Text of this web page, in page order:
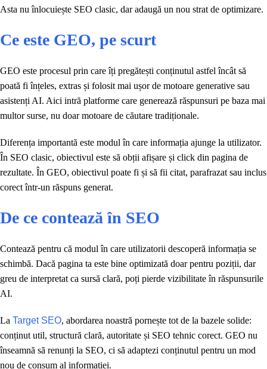
Asta nu înlocuiește SEO clasic, dar adaugă un nou strat de optimizare.
Ce este GEO, pe scurt
GEO este procesul prin care îți pregătești conținutul astfel încât să
poată fi înțeles, extras și folosit mai ușor de motoare generative sau
asistenți AI. Aici intră platforme care generează răspunsuri pe baza mai
multor surse, nu doar motoare de căutare tradiționale.
Diferența importantă este modul în care informația ajunge la utilizator.
În SEO clasic, obiectivul este să obții afișare și click din pagina de
rezultate. În GEO, obiectivul poate fi și să fii citat, parafrazat sau inclus
corect într-un răspuns generat.
De ce contează în SEO
Contează pentru că modul în care utilizatorii descoperă informația se
schimbă. Dacă pagina ta este bine optimizată doar pentru poziții, dar
greu de interpretat ca sursă clară, poți pierde vizibilitate în răspunsurile
AI.
La Target SEO, abordarea noastră pornește tot de la bazele solide:
conținut util, structură clară, autoritate și SEO tehnic corect. GEO nu
înseamnă să renunți la SEO, ci să adaptezi conținutul pentru un mod
nou de consum al informației.